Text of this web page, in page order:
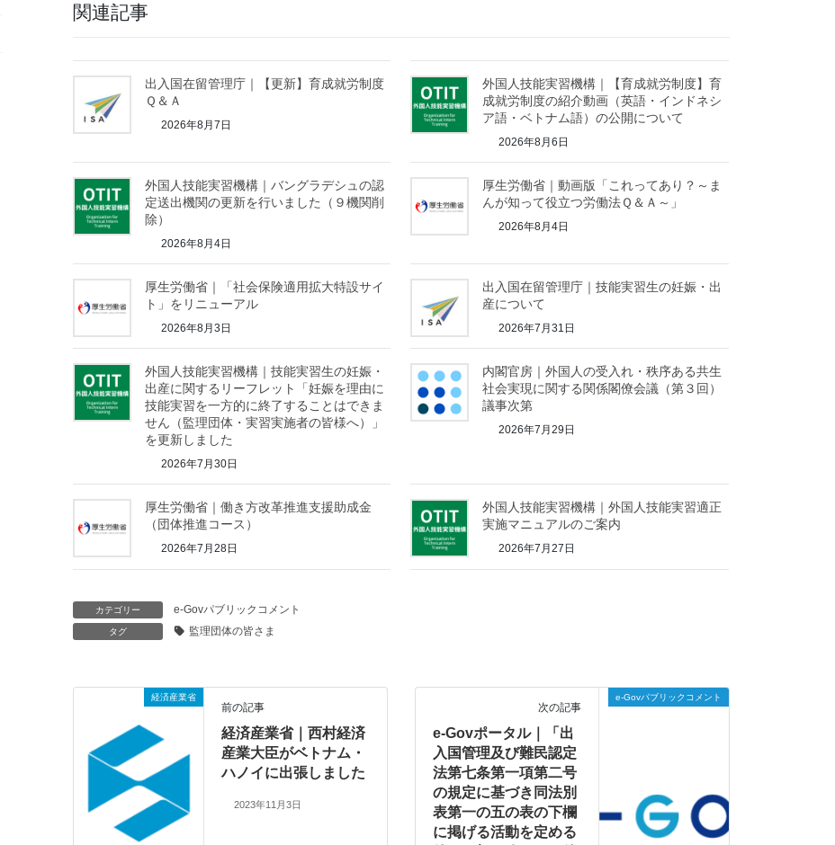
関連記事
出入国在留管理庁｜【更新】育成就労制度
Ｑ＆Ａ
2026年8月7日
外国人技能実習機構｜【育成就労制度】育
成就労制度の紹介動画（英語・インドネシ
ア語・ベトナム語）の公開について
2026年8月6日
外国人技能実習機構｜バングラデシュの認
定送出機関の更新を行いました（９機関削
除）
2026年8月4日
厚生労働省｜動画版「これってあり？～ま
んが知って役立つ労働法Ｑ＆Ａ～」
2026年8月4日
厚生労働省｜「社会保険適用拡大特設サイ
ト」をリニューアル
2026年8月3日
出入国在留管理庁｜技能実習生の妊娠・出
産について
2026年7月31日
外国人技能実習機構｜技能実習生の妊娠・
出産に関するリーフレット「妊娠を理由に
技能実習を一方的に終了することはできま
せん（監理団体・実習実施者の皆様へ）」
を更新しました
2026年7月30日
内閣官房｜外国人の受入れ・秩序ある共生
社会実現に関する関係閣僚会議（第３回）
議事次第
2026年7月29日
厚生労働省｜働き方改革推進支援助成金
（団体推進コース）
2026年7月28日
外国人技能実習機構｜外国人技能実習適正
実施マニュアルのご案内
2026年7月27日
カテゴリー e-Govパブリックコメント
タグ 監理団体の皆さま
経済産業省
前の記事
経済産業省｜西村経済
産業大臣がベトナム・
ハノイに出張しました
2023年11月3日
e-Govパブリックコメント
次の記事
e-Govポータル｜「出
入国管理及び難民認定
法第七条第一項第二号
の規定に基づき同法別
表第一の五の表の下欄
に掲げる活動を定める